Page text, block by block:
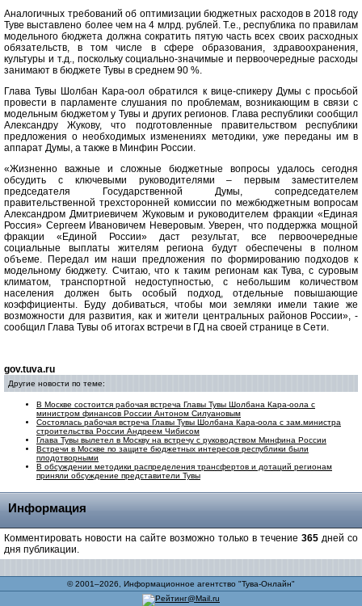
Аналогичных требований об оптимизации бюджетных расходов в 2018 году
Туве выставлено более чем на 4 млрд. рублей. Т.е., республика по правилам
модельного бюджета должна сократить пятую часть всех своих расходных
обязательств, в том числе в сфере образования, здравоохранения,
культуры и т.д., поскольку социально-значимые и первоочередные расходы
занимают в бюджете Тувы в среднем 90 %.
Глава Тувы Шолбан Кара-оол обратился к вице-спикеру Думы с просьбой
провести в парламенте слушания по проблемам, возникающим в связи с
модельным бюджетом у Тувы и других регионов. Глава республики сообщил
Александру Жукову, что подготовленные правительством республики
предложения о необходимых изменениях методики, уже переданы им в
аппарат Думы, а также в Минфин России.
«Жизненно важные и сложные бюджетные вопросы удалось сегодня
обсудить с ключевыми руководителями – первым заместителем
председателя Государственной Думы, сопредседателем
правительственной трехсторонней комиссии по межбюджетным вопросам
Александром Дмитриевичем Жуковым и руководителем фракции «Единая
Россия» Сергеем Ивановичем Неверовым. Уверен, что поддержка мощной
фракции «Единой России» даст результат, все первоочередные
социальные выплаты жителям региона будут обеспечены в полном
объеме. Передал им наши предложения по формированию подходов к
модельному бюджету. Считаю, что к таким регионам как Тува, с суровым
климатом, транспортной недоступностью, с небольшим количеством
населения должен быть особый подход, отдельные повышающие
коэффициенты. Буду добиваться, чтобы мои земляки имели такие же
возможности для развития, как и жители центральных районов России», -
сообщил Глава Тувы об итогах встречи в ГД на своей странице в Сети.
gov.tuva.ru
Другие новости по теме:
В Москве состоится рабочая встреча Главы Тувы Шолбана Кара-оола с
министром финансов России Антоном Силуановым
Состоялась рабочая встреча Главы Тувы Шолбана Кара-оола с зам.министра
строительства России Андреем Чибисом
Глава Тувы вылетел в Москву на встречу с руководством Минфина России
Встречи в Москве по защите бюджетных интересов республики были
плодотворными
В обсуждении методики распределения трансфертов и дотаций регионам
приняли обсуждение представители Тувы
Информация
Комментировать новости на сайте возможно только в течение 365 дней со
дня публикации.
© 2001–2026, Информационное агентство "Тува-Онлайн"